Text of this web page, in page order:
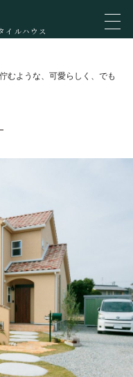
イルハウス
むような、可愛らしく、でも